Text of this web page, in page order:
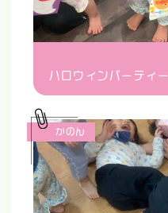
ハロウィンパーティー
かのん